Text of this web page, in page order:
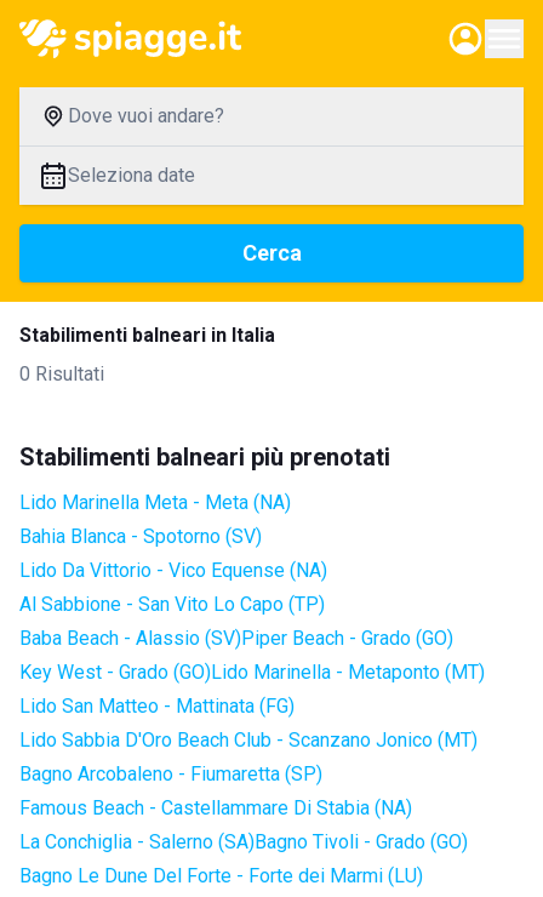
Dove vuoi andare?
Seleziona date
Cerca
Stabilimenti balneari in Italia
0 Risultati
Stabilimenti balneari più prenotati
Lido Marinella Meta - Meta (NA)
Bahia Blanca - Spotorno (SV)
Lido Da Vittorio - Vico Equense (NA)
Al Sabbione - San Vito Lo Capo (TP)
Baba Beach - Alassio (SV)Piper Beach - Grado (GO)
Key West - Grado (GO)Lido Marinella - Metaponto (MT)
Lido San Matteo - Mattinata (FG)
Lido Sabbia D'Oro Beach Club - Scanzano Jonico (MT)
Bagno Arcobaleno - Fiumaretta (SP)
Famous Beach - Castellammare Di Stabia (NA)
La Conchiglia - Salerno (SA)Bagno Tivoli - Grado (GO)
Bagno Le Dune Del Forte - Forte dei Marmi (LU)